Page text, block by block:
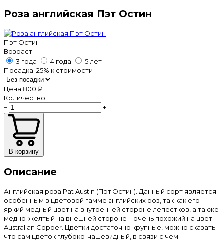
Роза английская Пэт Остин
Пэт Остин
Возраст:
3 года
4 года
5 лет
Посадка: 25% к стоимости
Цена 800 ₽
Количество:
−
+
В корзину
Описание
Английская роза Pat Austin (Пэт Остин). Данный сорт является
особенным в цветовой гамме английских роз, так как его
яркий медный цвет на внутренней стороне лепестков, а также
медно-желтый на внешней стороне – очень похожий на цвет
Australian Copper. Цветки достаточно крупные, можно сказать
что сам цветок глубоко-чашевидный, в связи с чем